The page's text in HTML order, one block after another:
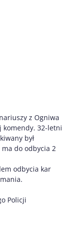
z Ogniwa
komendy. 32-letni
był
do odbycia 2
odbycia kar
Policji